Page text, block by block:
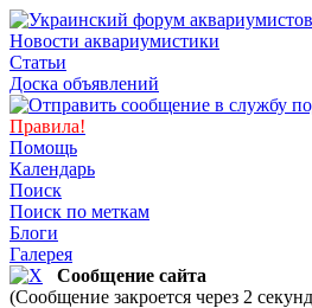
Новости аквариумистики
Статьи
Доска объявлений
Правила!
Помощь
Календарь
Поиск
Поиск по меткам
Блоги
Галерея
Сообщение сайта
(Сообщение закроется через 2